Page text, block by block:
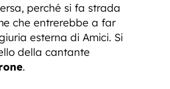
perché si fa strada
che entrerebbe a far
esterna di Amici. Si
della cantante
.